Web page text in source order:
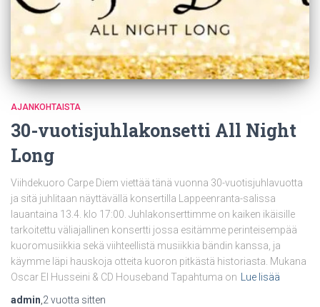
AJANKOHTAISTA
30-vuotisjuhlakonsetti All Night
Long
Viihdekuoro Carpe Diem viettää tänä vuonna 30-vuotisjuhlavuotta
ja sitä juhlitaan näyttävällä konsertilla Lappeenranta-salissa
lauantaina 13.4. klo 17:00. Juhlakonserttimme on kaiken ikäisille
tarkoitettu väliajallinen konsertti jossa esitämme perinteisempää
kuoromusiikkia sekä viihteellistä musiikkia bändin kanssa, ja
käymme läpi hauskoja otteita kuoron pitkästä historiasta. Mukana
Oscar El Husseini & CD Houseband Tapahtuma on Lue lisää
admin,2 vuotta sitten